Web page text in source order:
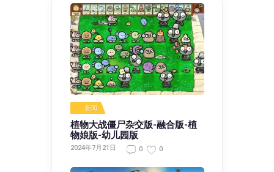
新闻
植物大战僵尸杂交版-融合版-植
物娘版-幼儿园版
2024年7月21日 0 0